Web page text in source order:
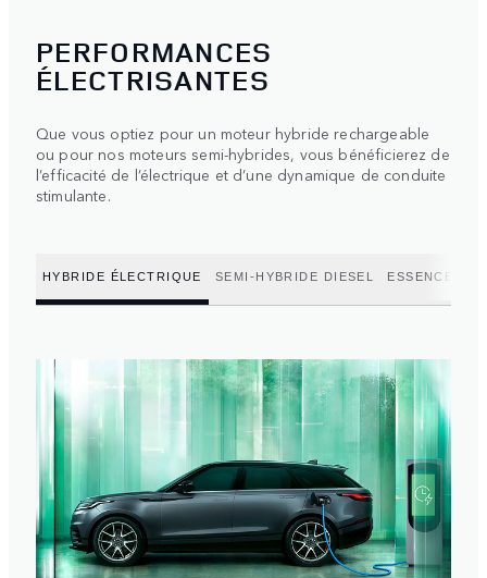
PERFORMANCES
ÉLECTRISANTES
Que vous optiez pour un moteur hybride rechargeable
ou pour nos moteurs semi-hybrides, vous bénéficierez de
l’efficacité de l’électrique et d’une dynamique de conduite
stimulante.
HYBRIDE ÉLECTRIQUE SEMI-HYBRIDE DIESEL ESSENCE